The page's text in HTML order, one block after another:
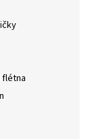
flétna